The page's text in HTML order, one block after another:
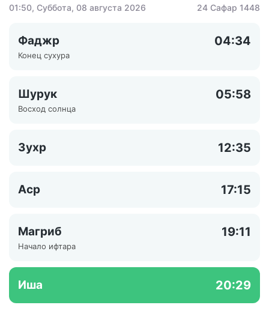
01:50, Суббота, 08 августа 2026 24 Сафар 1448
Фаджр 04:34
Конец сухура
Шурук 05:58
Восход солнца
Зухр 12:35
Аср 17:15
Магриб 19:11
Начало ифтара
Иша 20:29